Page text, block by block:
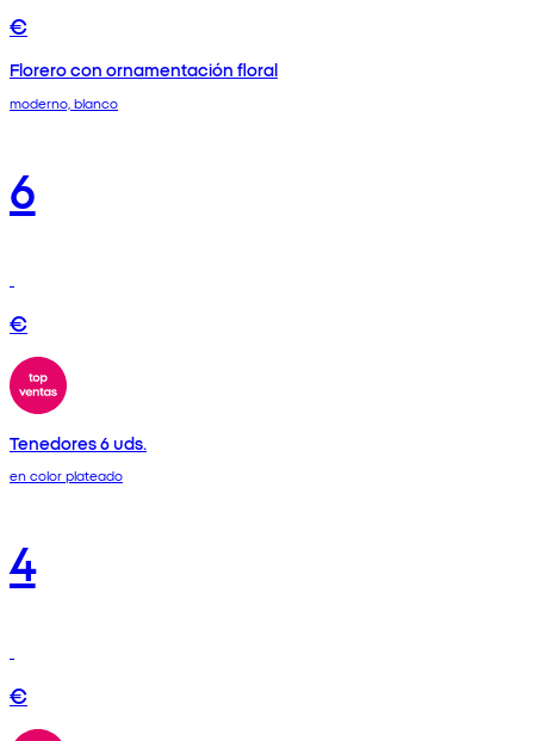
€
Florero con ornamentación floral
moderno, blanco
6
€
Tenedores 6 uds.
en color plateado
4
€